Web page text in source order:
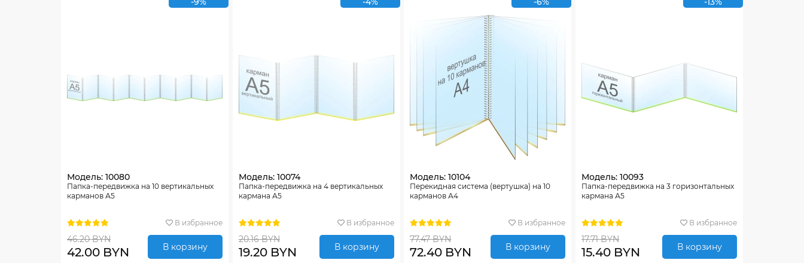
Модель: 10080
Папка-передвижка на 10 вертикальных
карманов А5
В избранное
46.20 BYN
42.00 BYN В корзину
Модель: 10074
Папка-передвижка на 4 вертикальных
кармана А5
В избранное
20.16 BYN
19.20 BYN В корзину
Модель: 10104
Перекидная система (вертушка) на 10
карманов А4
В избранное
77.47 BYN
72.40 BYN В корзину
Модель: 10093
Папка-передвижка на 3 горизонтальных
кармана А5
В избранное
17.71 BYN
15.40 BYN В корзину